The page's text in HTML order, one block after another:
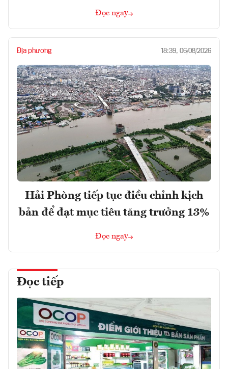
Đọc ngay
Địa phương 18:39, 06/08/2026
Hải Phòng tiếp tục điều chỉnh kịch
bản để đạt mục tiêu tăng trưởng 13%
Đọc ngay
Đọc tiếp